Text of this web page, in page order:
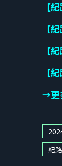
【
【
【
【
→更
紀